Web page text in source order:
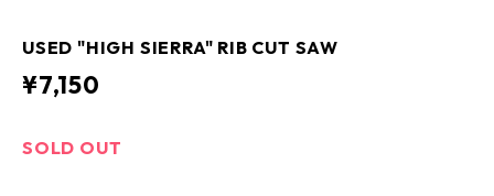
USED "HIGH SIERRA" RIB CUT SAW
¥7,150
SOLD OUT